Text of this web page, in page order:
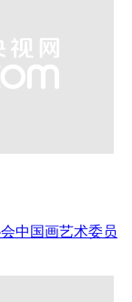
中国画艺术委员